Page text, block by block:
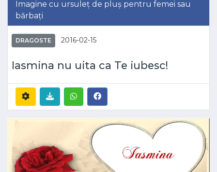
Imagine cu ursuleț de pluș pentru femei sau
bărbați
DRAGOSTE 2016-02-15
Iasmina nu uita ca Te iubesc!